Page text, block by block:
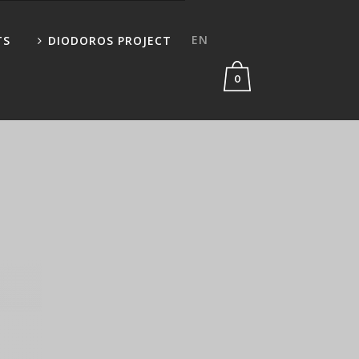
0
DIODOROS PROJECT EN